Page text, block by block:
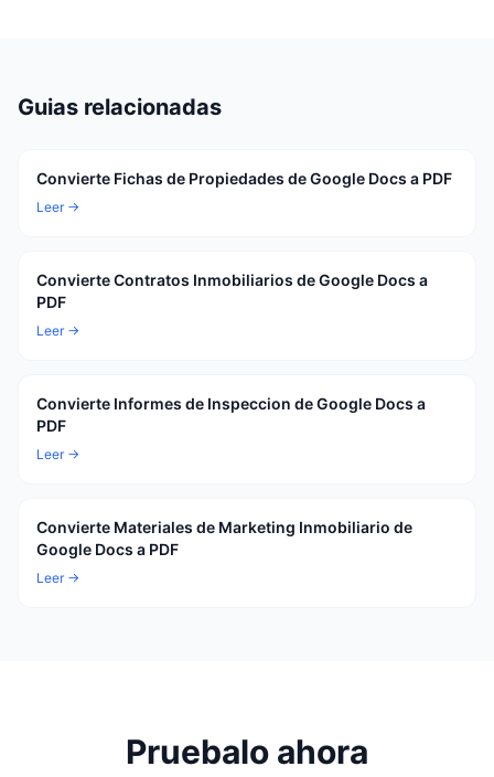
Guias relacionadas
Convierte Fichas de Propiedades de Google Docs a PDF
Leer →
Convierte Contratos Inmobiliarios de Google Docs a
PDF
Leer →
Convierte Informes de Inspeccion de Google Docs a
PDF
Leer →
Convierte Materiales de Marketing Inmobiliario de
Google Docs a PDF
Leer →
Pruebalo ahora